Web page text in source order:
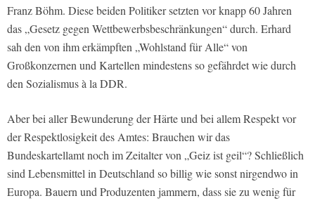
Franz Böhm. Diese beiden Politiker setzten vor knapp 60 Jahren
das „Gesetz gegen Wettbewerbsbeschränkungen“ durch. Erhard
sah den von ihm erkämpften „Wohlstand für Alle“ von
Großkonzernen und Kartellen mindestens so gefährdet wie durch
den Sozialismus à la DDR.
Aber bei aller Bewunderung der Härte und bei allem Respekt vor
der Respektlosigkeit des Amtes: Brauchen wir das
Bundeskartellamt noch im Zeitalter von „Geiz ist geil“? Schließlich
sind Lebensmittel in Deutschland so billig wie sonst nirgendwo in
Europa. Bauern und Produzenten jammern, dass sie zu wenig für